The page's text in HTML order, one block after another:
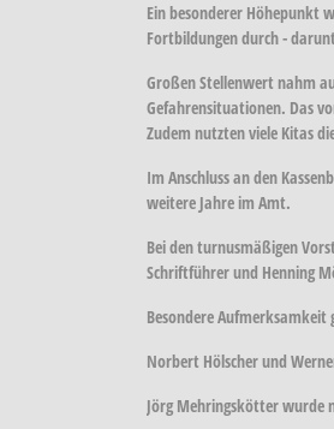
Ein besonderer Höhepunkt
Fortbildungen durch -
Großen Stellenwert nahm
Gefahrensituationen. Das
Zudem nutzten viele Kitas
Im Anschluss an den
weitere Jahre im Amt.
Bei den turnusmäßigen
Schriftführer und Henning
Besondere
Norbert Hölscher und
Jörg Mehringskötter wurde